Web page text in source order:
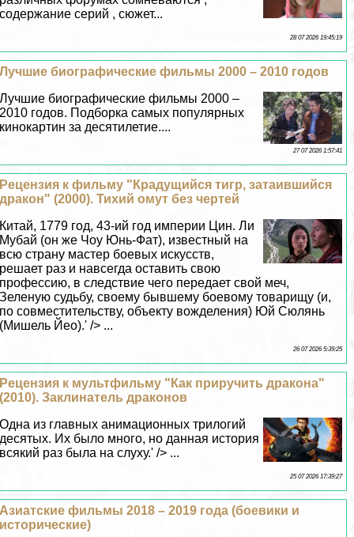
содержание серий , сюжет...
28 07 2026 19:45:19
Лучшие биографические фильмы 2000 – 2010 годов
Лучшие биографические фильмы 2000 –
2010 годов. Подборка самых популярных
кинокартин за десятилетие....
27 07 2026 1:57:41
Рецензия к фильму "Крадущийся тигр, затаившийся
дpaкон" (2000). Тихий омут без чертей
Китай, 1779 год, 43-ий год империи Цин. Ли
Мубай (он же Чоу Юнь-Фат), известный на
всю страну мастер боевых искусств,
решает раз и навсегда оставить свою
профессию, в следствие чего передает свой меч,
Зеленую судьбу, своему бывшему боевому товарищу (и,
по совместительству, объекту вожделения) Юй Сюлянь
(Мишель Йео).' /> ...
26 07 2026 5:39:25
Рецензия к мультфильму "Как приручить дpaкона"
(2010). Заклинатель дpaконов
Одна из главных анимационных трилогий
десятых. Их было много, но данная история
всякий раз была на слуху.' /> ...
25 07 2026 17:39:27
Азиатские фильмы 2018 – 2019 года (боевики и
исторические)